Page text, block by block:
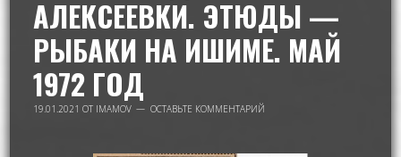
АЛЕКСЕЕВКИ. ЭТЮДЫ —
РЫБАКИ НА ИШИМЕ. МАЙ
1972 ГОД
19.01.2021 ОТ IMAMOV ОСТАВЬТЕ КОММЕНТАРИЙ